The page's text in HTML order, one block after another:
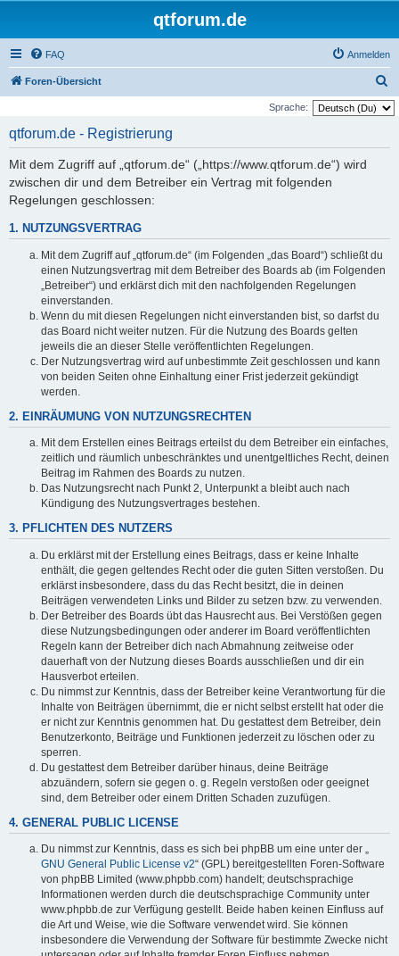
qtforum.de
FAQ Anmelden
Foren-Übersicht
u
Sprache:
qtforum.de - Registrierung
Mit dem Zugriff auf „qtforum.de“ („https://www.qtforum.de“) wird
zwischen dir und dem Betreiber ein Vertrag mit folgenden
Regelungen geschlossen:
1. NUTZUNGSVERTRAG
Mit dem Zugriff auf „qtforum.de“ (im Folgenden „das Board“) schließt du
einen Nutzungsvertrag mit dem Betreiber des Boards ab (im Folgenden
„Betreiber“) und erklärst dich mit den nachfolgenden Regelungen
einverstanden.
Wenn du mit diesen Regelungen nicht einverstanden bist, so darfst du
das Board nicht weiter nutzen. Für die Nutzung des Boards gelten
jeweils die an dieser Stelle veröffentlichten Regelungen.
Der Nutzungsvertrag wird auf unbestimmte Zeit geschlossen und kann
von beiden Seiten ohne Einhaltung einer Frist jederzeit gekündigt
werden.
2. EINRÄUMUNG VON NUTZUNGSRECHTEN
Mit dem Erstellen eines Beitrags erteilst du dem Betreiber ein einfaches,
zeitlich und räumlich unbeschränktes und unentgeltliches Recht, deinen
Beitrag im Rahmen des Boards zu nutzen.
Das Nutzungsrecht nach Punkt 2, Unterpunkt a bleibt auch nach
Kündigung des Nutzungsvertrages bestehen.
3. PFLICHTEN DES NUTZERS
Du erklärst mit der Erstellung eines Beitrags, dass er keine Inhalte
enthält, die gegen geltendes Recht oder die guten Sitten verstoßen. Du
erklärst insbesondere, dass du das Recht besitzt, die in deinen
Beiträgen verwendeten Links und Bilder zu setzen bzw. zu verwenden.
Der Betreiber des Boards übt das Hausrecht aus. Bei Verstößen gegen
diese Nutzungsbedingungen oder anderer im Board veröffentlichten
Regeln kann der Betreiber dich nach Abmahnung zeitweise oder
dauerhaft von der Nutzung dieses Boards ausschließen und dir ein
Hausverbot erteilen.
Du nimmst zur Kenntnis, dass der Betreiber keine Verantwortung für die
Inhalte von Beiträgen übernimmt, die er nicht selbst erstellt hat oder die
er nicht zur Kenntnis genommen hat. Du gestattest dem Betreiber, dein
Benutzerkonto, Beiträge und Funktionen jederzeit zu löschen oder zu
sperren.
Du gestattest dem Betreiber darüber hinaus, deine Beiträge
abzuändern, sofern sie gegen o. g. Regeln verstoßen oder geeignet
sind, dem Betreiber oder einem Dritten Schaden zuzufügen.
4. GENERAL PUBLIC LICENSE
Du nimmst zur Kenntnis, dass es sich bei phpBB um eine unter der „
GNU General Public License v2“ (GPL) bereitgestellten Foren-Software
von phpBB Limited (www.phpbb.com) handelt; deutschsprachige
Informationen werden durch die deutschsprachige Community unter
www.phpbb.de zur Verfügung gestellt. Beide haben keinen Einfluss auf
die Art und Weise, wie die Software verwendet wird. Sie können
insbesondere die Verwendung der Software für bestimmte Zwecke nicht